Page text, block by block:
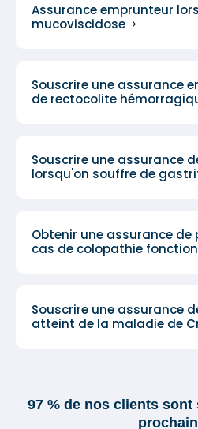
Assurance emprunteur
mucoviscidose
Souscrire une assurance
de rectocolite
Souscrire une assurance
lorsqu'on souffre de
Obtenir une assurance de
cas de colopathie
Souscrire une assurance
atteint de la maladie de